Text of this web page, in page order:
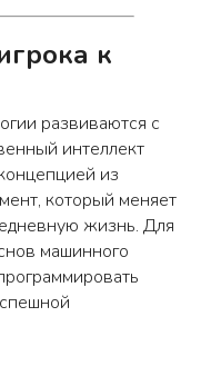
к
развиваются с
интеллект
из
который меняет
жизнь. Для
машинного